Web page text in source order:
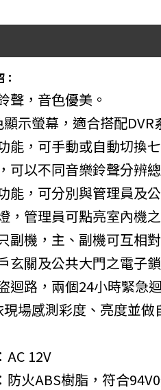
聲，音色優美。
示螢幕，適合搭配DVR
能，可手動或自動切換
可以不同音樂鈴聲分辨
能，可分別與管理員及
，管理員可點亮室內機
副機，主、副機可互相
玄關及公共大門之電子
迴路，兩個24小時緊急
現場感測彩度、亮度並
：AC 12V
：防火ABS樹脂，符合